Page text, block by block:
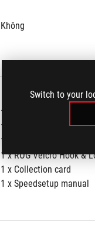
Switch to your
Không
1 x Vòng & Móc gài
1 x thẻ sưu tập
1 x Tài liệu Hướng dẫn
1 x ROG Velcro Hook &
1 x Collection card
1 x Speedsetup manual